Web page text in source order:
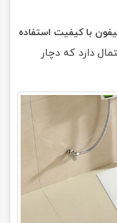
با کیفیت استفاده
دارد که دچار